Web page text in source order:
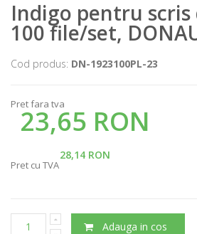
Indigo pentru scris
100 file/set,
Cod produs: DN-1923100PL-23
Pret fara tva
23,65 RON
28,14 RON
Pret cu TVA
Adauga in cos